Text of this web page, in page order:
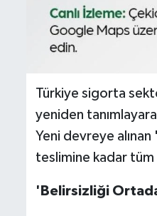
Türkiye sigorta
yeniden
Yeni devreye alınan
teslimine kadar tüm
'Belirsizliği